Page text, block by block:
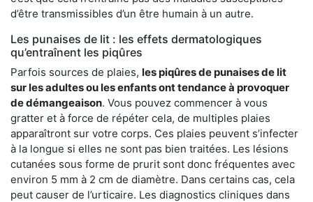
d’être transmissibles d’un être humain à un autre.
Les punaises de lit : les effets dermatologiques
qu’entraînent les piqûres
Parfois sources de plaies, les piqûres de punaises de lit
sur les adultes ou les enfants ont tendance à provoquer
de démangeaison. Vous pouvez commencer à vous
gratter et à force de répéter cela, de multiples plaies
apparaîtront sur votre corps. Ces plaies peuvent s’infecter
à la longue si elles ne sont pas bien traitées. Les lésions
cutanées sous forme de prurit sont donc fréquentes avec
environ 5 mm à 2 cm de diamètre. Dans certains cas, cela
peut causer de l’urticaire. Les diagnostics cliniques dans